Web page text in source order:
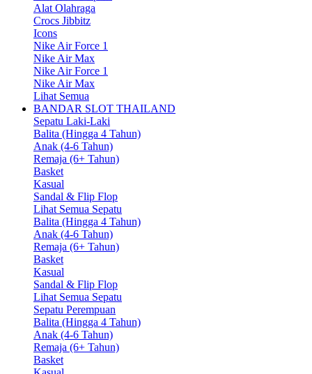
Alat Olahraga
Crocs Jibbitz
Icons
Nike Air Force 1
Nike Air Max
Nike Air Force 1
Nike Air Max
Lihat Semua
BANDAR SLOT THAILAND
Sepatu Laki-Laki
Balita (Hingga 4 Tahun)
Anak (4-6 Tahun)
Remaja (6+ Tahun)
Basket
Kasual
Sandal & Flip Flop
Lihat Semua Sepatu
Balita (Hingga 4 Tahun)
Anak (4-6 Tahun)
Remaja (6+ Tahun)
Basket
Kasual
Sandal & Flip Flop
Lihat Semua Sepatu
Sepatu Perempuan
Balita (Hingga 4 Tahun)
Anak (4-6 Tahun)
Remaja (6+ Tahun)
Basket